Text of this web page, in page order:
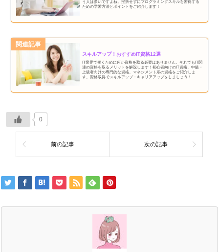
う人は多いですよね。挫折せずにプログラミングスキルを習得する
ための学習方法とポイントをご紹介します！
関連記事
スキルアップ！おすすめIT資格12選
IT業界で働くために何か資格を取る必要はありません。それでもIT関
連の資格を取るメリットを解説します！初心者向けのIT資格、中級・
上級者向けの専門的な資格、マネジメント系の資格をご紹介しま
す。資格取得でスキルアップ・キャリアアップをしましょう！
0
前の記事 次の記事